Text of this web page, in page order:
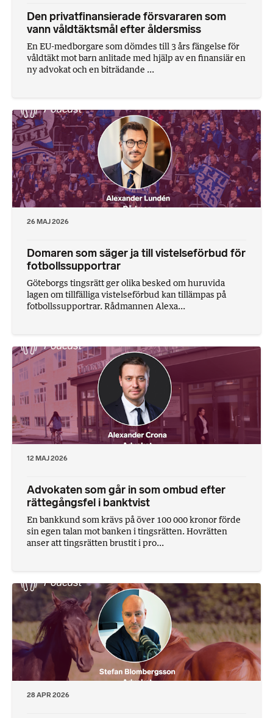
Den privatfinansierade försvararen som
vann våldtäktsmål efter åldersmiss
En EU-medborgare som dömdes till 3 års fängelse för
våldtäkt mot barn anlitade med hjälp av en finansiär en
ny advokat och en biträdande ...
26 MAJ 2026
Domaren som säger ja till vistelseförbud för
fotbollssupportrar
Göteborgs tingsrätt ger olika besked om huruvida
lagen om tillfälliga vistelseförbud kan tillämpas på
fotbollssupportrar. Rådmannen Alexa...
12 MAJ 2026
Advokaten som går in som ombud efter
rättegångsfel i banktvist
En bankkund som krävs på över 100 000 kronor förde
sin egen talan mot banken i tingsrätten. Hovrätten
anser att tingsrätten brustit i pro...
28 APR 2026